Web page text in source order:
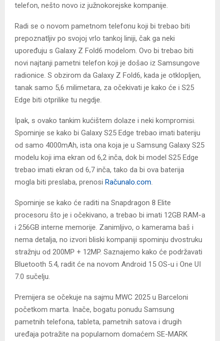
telefon, nešto novo iz južnokorejske kompanije.
Radi se o novom pametnom telefonu koji bi trebao biti
prepoznatljiv po svojoj vrlo tankoj liniji, čak ga neki
upoređuju s Galaxy Z Fold6 modelom. Ovo bi trebao biti
novi najtanji pametni telefon koji je došao iz Samsungove
radionice. S obzirom da Galaxy Z Fold6, kada je otklopljen,
tanak samo 5,6 milimetara, za očekivati je kako će i S25
Edge biti otprilike tu negdje.
Ipak, s ovako tankim kućištem dolaze i neki kompromisi.
Spominje se kako bi Galaxy S25 Edge trebao imati bateriju
od samo 4000mAh, ista ona koja je u Samsung Galaxy S25
modelu koji ima ekran od 6,2 inča, dok bi model S25 Edge
trebao imati ekran od 6,7 inča, tako da bi ova baterija
mogla biti preslaba, prenosi Računalo.com
Spominje se kako će raditi na Snapdragon 8 Elite
procesoru što je i očekivano, a trebao bi imati 12GB RAM-a
i 256GB interne memorije. Zanimljivo, o kamerama baš i
nema detalja, no izvori bliski kompaniji spominju dvostruku
stražnju od 200MP + 12MP. Saznajemo kako će podržavati
Bluetooth 5.4, radit će na novom Android 15 OS-u i One UI
7.0 sučelju.
Premijera se očekuje na sajmu MWC 2025 u Barceloni
početkom marta. Inače, bogatu ponudu Samsung
pametnih telefona, tableta, pametnih satova i drugih
uređaja potražite na popularnom domaćem SE-MARK